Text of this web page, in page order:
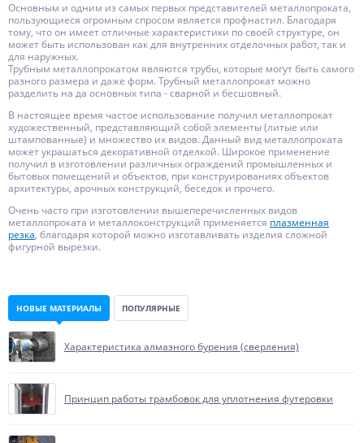
Основным и одним из самых первых представителей металлопроката,
пользующиеся огромным спросом является профнастил. Благодаря
тому, что он имеет отличные характеристики по своей структуре, он
может быть использован как для внутренних отделочных работ, так и
для наружных.
Трубным металлопрокатом являются трубы, которые могут быть самого
разного размера и даже форм. Трубный металлопрокат можно
разделить на да основных типа - сварной и бесшовный.
В настоящее время частое использование получил металлопрокат
художественный, представляющий собой элементы (литые или
штампованные) и множество их видов. Данный вид металлопроката
может украшаться декоративной отделкой. Широкое применение
получил в изготовлении различных ограждений промышленных и
бытовых помещений и объектов, при конструированиях объектов
архитектуры, арочных конструкций, беседок и прочего.
Очень часто при изготовлении вышеперечисленных видов
металлопроката и металлоконструкций применяется плазменная
резка, благодаря которой можно изготавливать изделия сложной
фигурной вырезки.
НОВЫЕ МАТЕРИАЛЫ ПОПУЛЯРНЫЕ
Характеристика алмазного бурения (сверления)
Принцип работы трамбовок для уплотнения футеровки